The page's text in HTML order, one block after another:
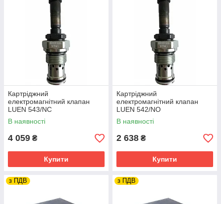
Картріджний
електромагнітний клапан
LUEN 543/NC
В наявності
4 059 ₴
Купити
Картріджний
електромагнітний клапан
LUEN 542/NO
В наявності
2 638 ₴
Купити
з ПДВ з ПДВ